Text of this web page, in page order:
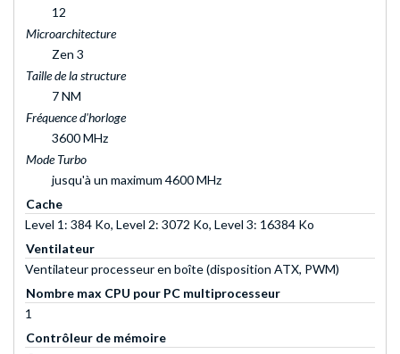
12
Microarchitecture
Zen 3
Taille de la structure
7 NM
Fréquence d'horloge
3600 MHz
Mode Turbo
jusqu'à un maximum 4600 MHz
Cache
Level 1: 384 Ko, Level 2: 3072 Ko, Level 3: 16384 Ko
Ventilateur
Ventilateur processeur en boîte (disposition ATX, PWM)
Nombre max CPU pour PC multiprocesseur
1
Contrôleur de mémoire